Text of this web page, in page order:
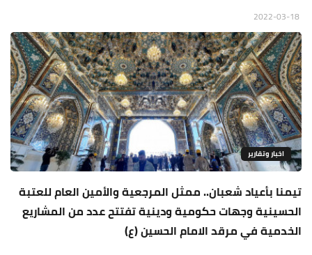
اخبار وتقارير
تيمنا بأعياد شعبان.. ممثل المرجعية والأمين العام للعتبة
الحسينية وجهات حكومية ودينية تفتتح عدد من المشاريع
الخدمية في مرقد الامام الحسين (ع)